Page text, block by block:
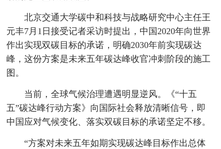
北京交通大学碳中和科技与战略研究中心主任王
元丰7月1日接受记者采访时提出，中国2020年向世界
作出实现双碳目标的承诺，明确2030年前实现碳达
峰，这份方案是未来五年碳达峰收官冲刺阶段的施工
图。
当前，全球气候治理遭遇明显逆风。《“十五
五”碳达峰行动方案》向国际社会释放清晰信号，即
中国应对气候变化、落实双碳目标的承诺坚定不移。
“方案对未来五年如期实现碳达峰目标作出总体